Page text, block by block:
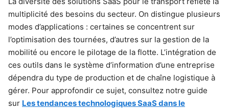
multiplicité des besoins du secteur. On distingue plusieurs
modes d’applications : certaines se concentrent sur
l’optimisation des tournées, d’autres sur la gestion de la
mobilité ou encore le pilotage de la flotte. L’intégration de
ces outils dans le système d’information d’une entreprise
dépendra du type de production et de chaîne logistique à
gérer. Pour approfondir ce sujet, consultez notre guide
sur Les tendances technologiques SaaS dans le